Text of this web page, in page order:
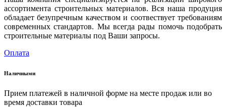
ассортимента строительных материалов. Вся наша продуция
обладает безупречным качеством и соотвествует требованиям
современных стандартов. Мы всегда рады помочь подобрать
строительные материалы под Ваши запросы.
Оплата
Наличными
Прием платежей в наличной форме на месте продаж или во
время доставки товара